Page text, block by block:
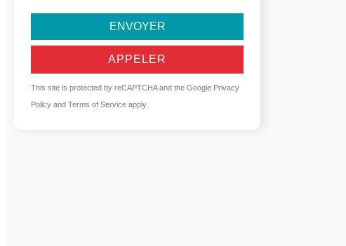
ENVOYER
APPELER
This site is protected by reCAPTCHA and the Google Privacy
Policy andTerms of Service apply.